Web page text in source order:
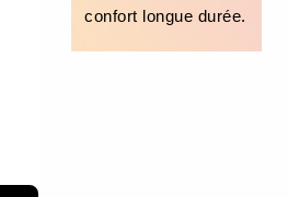
confort longue durée.